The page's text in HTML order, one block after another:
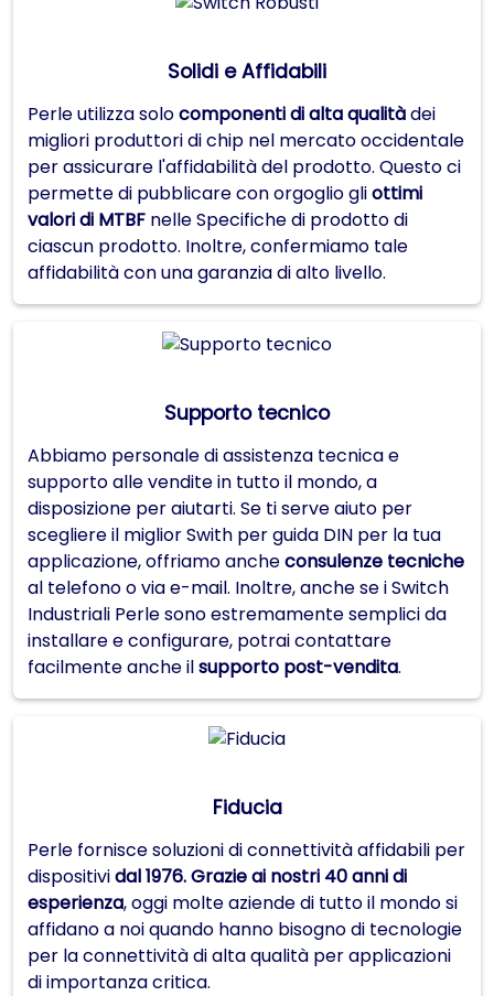
Solidi e Affidabili
Perle utilizza solocomponenti di alta qualitàdei
migliori produttori di chip nel mercato occidentale
per assicurare l'affidabilità del prodotto. Questo ci
permette di pubblicare con orgoglio gliottimi
valori di MTBF nelle Specifiche di prodotto di
ciascun prodotto. Inoltre, confermiamo tale
affidabilità con una garanzia di alto livello.
Supporto tecnico
Abbiamo personale di assistenza tecnica e
supporto alle vendite in tutto il mondo, a
disposizione per aiutarti. Se ti serve aiuto per
scegliere il miglior Swith per guida DIN per la tua
applicazione, offriamo ancheconsulenze tecniche
al telefono o via e-mail. Inoltre, anche se i Switch
Industriali Perle sono estremamente semplici da
installare e configurare, potrai contattare
facilmente anche ilsupporto post-vendita.
Fiducia
Perle fornisce soluzioni di connettività affidabili per
dispositividal 1976. Grazie ai nostri 40 anni di
esperienza, oggi molte aziende di tutto il mondo si
affidano a noi quando hanno bisogno di tecnologie
per la connettività di alta qualità per applicazioni
di importanza critica.